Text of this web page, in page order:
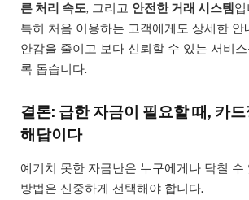
른 처리 속도 , 그리고 안전한 거래 시스템입
특히 처음 이용하는 고객에게도 상세한 안
안감을 줄이고 보다 신뢰할 수 있는 서비
록 돕습니다.
결론: 급한 자금이 필요할 때, 카
해답이다
예기치 못한 자금난은 누구에게나 닥칠 수
방법은 신중하게 선택해야 합니다.